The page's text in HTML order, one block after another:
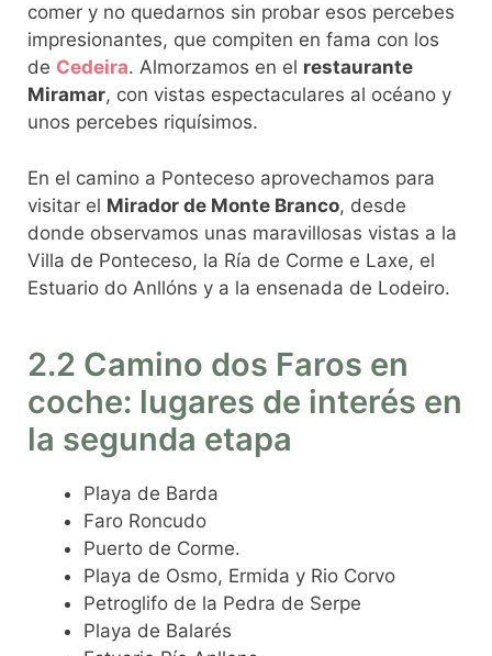
comer y no quedarnos sin probar esos percebes
impresionantes, que compiten en fama con los
de Cedeira. Almorzamos en el restaurante
Miramar, con vistas espectaculares al océano y
unos percebes riquísimos.
En el camino a Ponteceso aprovechamos para
visitar el Mirador de Monte Branco, desde
donde observamos unas maravillosas vistas a la
Villa de Ponteceso, la Ría de Corme e Laxe, el
Estuario do Anllóns y a la ensenada de Lodeiro.
2.2 Camino dos Faros en
coche: lugares de interés en
la segunda etapa
Playa de Barda
Faro Roncudo
Puerto de Corme.
Playa de Osmo, Ermida y Rio Corvo
Petroglifo de la Pedra de Serpe
Playa de Balarés